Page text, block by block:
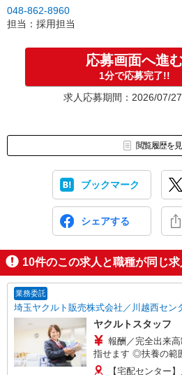
048-862-8960
担当：採用担当
応募画面へ進
1分で応募完了!!
求人応募期間：2026/07/
閲覧履歴を
ブックマーク
シェアする
10件のこの求人と職種が同じ求
業務委託
埼玉ヤクルト販売株式会社／川越西セン
ヤクルトスタッフ
報酬／完全出来
指せます ◎扶養の範
方、転職希望の方、
【宅配センター